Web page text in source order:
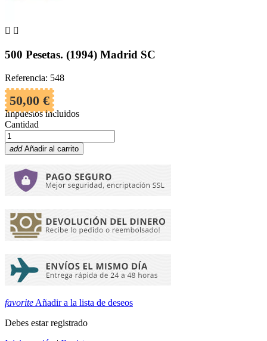
 
500 Pesetas. (1994) Madrid SC
Referencia: 548
50,00 €
Impuestos incluidos
Cantidad
add Añadir al carrito
favorite Añadir a la lista de deseos
Debes estar registrado